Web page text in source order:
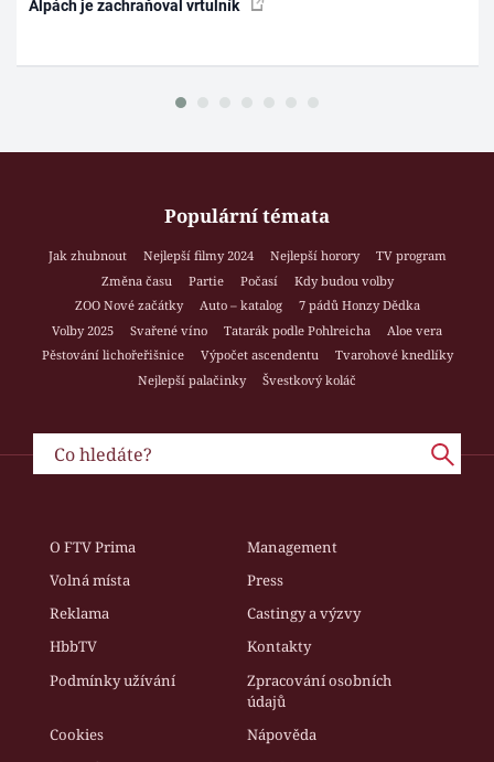
Alpách je zachraňoval vrtulník
Populární témata
Jak zhubnout Nejlepší filmy 2024 Nejlepší horory
TV program
Změna času
Partie Počasí
Kdy budou volby
ZOO Nové začátky
Auto – katalog
7 pádů Honzy Dědka
Volby 2025
Svařené víno Tatarák podle Pohlreicha
Aloe vera
Pěstování lichořeřišnice
Výpočet ascendentu
Tvarohové knedlíky
Nejlepší palačinky
Švestkový koláč
O FTV Prima
Management
Volná místa
Press
Reklama
Castingy a výzvy
HbbTV
Kontakty
Podmínky užívání
Zpracování osobních
údajů
Cookies
Nápověda